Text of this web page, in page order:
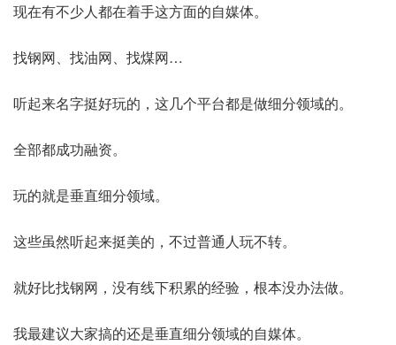
现在有不少人都在着手这方面的自媒体。
找钢网、找油网、找煤网…
听起来名字挺好玩的，这几个平台都是做细分领域的。
全部都成功融资。
玩的就是垂直细分领域。
这些虽然听起来挺美的，不过普通人玩不转。
就好比找钢网，没有线下积累的经验，根本没办法做。
我最建议大家搞的还是垂直细分领域的自媒体。